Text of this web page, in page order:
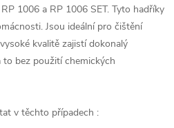
1006 a RP 1006 SET. Tyto hadříky
Jsou ideální pro čištění
kvalitě zajistí dokonalý
bez použití chemických
v těchto případech :